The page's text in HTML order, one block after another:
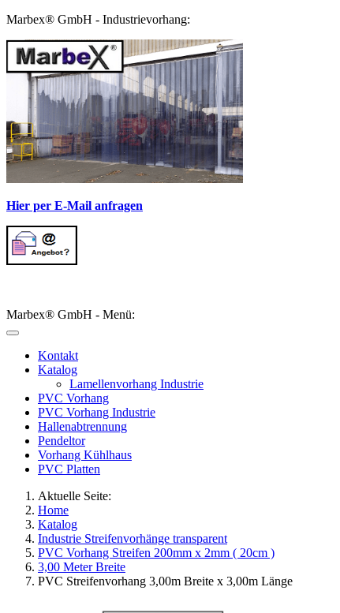
Marbex® GmbH - Industrievorhang:
Hier per E-Mail anfragen
Marbex® GmbH - Menü:
Kontakt
Katalog
Lamellenvorhang Industrie
PVC Vorhang
PVC Vorhang Industrie
Hallenabtrennung
Pendeltor
Vorhang Kühlhaus
PVC Platten
Aktuelle Seite:
Home
Katalog
Industrie Streifenvorhänge transparent
PVC Vorhang Streifen 200mm x 2mm ( 20cm )
3,00 Meter Breite
PVC Streifenvorhang 3,00m Breite x 3,00m Länge